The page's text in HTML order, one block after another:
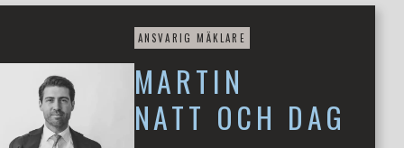
ANSVARIG MÄKLARE
MARTIN
NATT OCH DAG